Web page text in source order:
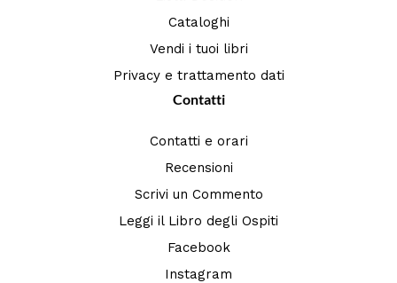
Cataloghi
Vendi i tuoi libri
Privacy e trattamento dati
Contatti
Contatti e orari
Recensioni
Scrivi un Commento
Leggi il Libro degli Ospiti
Facebook
Instagram